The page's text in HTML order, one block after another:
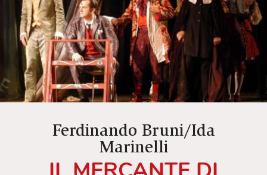
Ferdinando Bruni/Ida
Marinelli